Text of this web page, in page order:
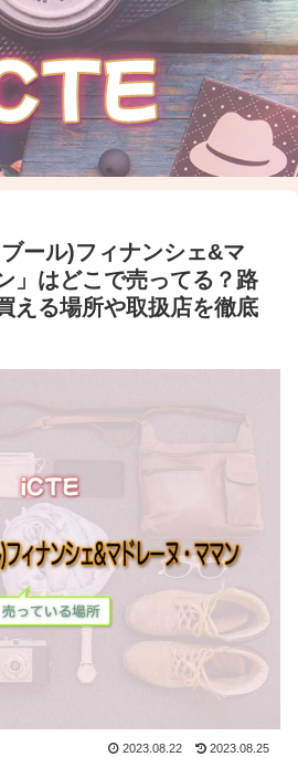
ブール)フィナンシェ&マ
」はどこで売ってる？路
える場所や取扱店を徹底
2023.08.22 2023.08.25